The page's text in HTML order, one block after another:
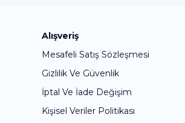
Alışveriş
Mesafeli Satış Sözleşmesi
Gizlilik Ve Güvenlik
İptal Ve İade Değişim
Kişisel Veriler Politikası